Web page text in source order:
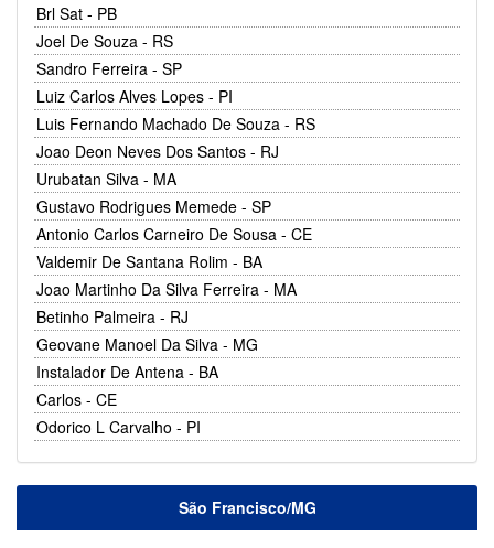
Brl Sat - PB
Joel De Souza - RS
Sandro Ferreira - SP
Luiz Carlos Alves Lopes - PI
Luis Fernando Machado De Souza - RS
Joao Deon Neves Dos Santos - RJ
Urubatan Silva - MA
Gustavo Rodrigues Memede - SP
Antonio Carlos Carneiro De Sousa - CE
Valdemir De Santana Rolim - BA
Joao Martinho Da Silva Ferreira - MA
Betinho Palmeira - RJ
Geovane Manoel Da Silva - MG
Instalador De Antena - BA
Carlos - CE
Odorico L Carvalho - PI
São Francisco/MG